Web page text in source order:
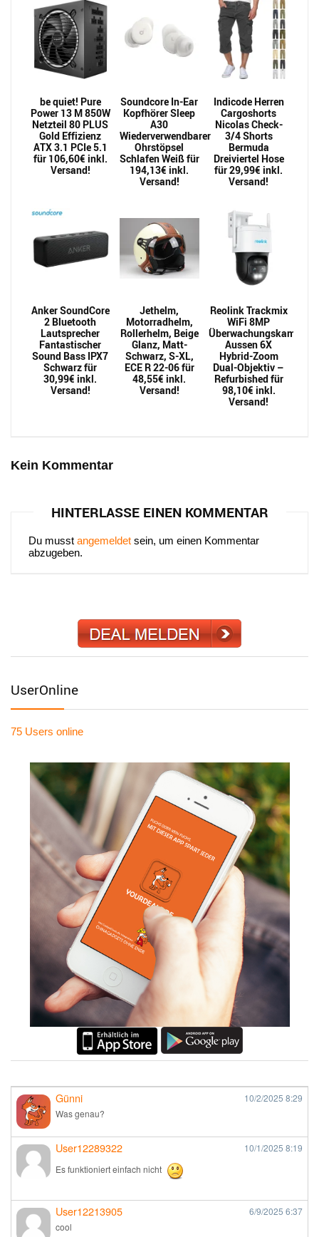
be quiet! Pure
Power 13 M 850W
Netzteil 80 PLUS
Gold Effizienz
ATX 3.1 PCIe 5.1
für 106,60€ inkl.
Versand!
Soundcore In-Ear
Kopfhörer Sleep
A30
Wiederverwendbarer
Ohrstöpsel
Schlafen Weiß für
194,13€ inkl.
Versand!
Indicode Herren
Cargoshorts
Nicolas Check-
3/4 Shorts
Bermuda
Dreiviertel Hose
für 29,99€ inkl.
Versand!
Anker SoundCore
2 Bluetooth
Lautsprecher
Fantastischer
Sound Bass IPX7
Schwarz für
30,99€ inkl.
Versand!
Jethelm,
Motorradhelm,
Rollerhelm, Beige
Glanz, Matt-
Schwarz, S-XL,
ECE R 22-06 für
48,55€ inkl.
Versand!
Reolink Trackmix
WiFi 8MP
Überwachungskamera
Aussen 6X
Hybrid-Zoom
Dual-Objektiv –
Refurbished für
98,10€ inkl.
Versand!
Kein Kommentar
HINTERLASSE EINEN KOMMENTAR
Du musst angemeldet sein, um einen Kommentar
abzugeben.
UserOnline
75 Users online
Günni 10/2/2025 8:29
Was genau?
User12289322 10/1/2025 8:19
Es funktioniert einfach nicht
User12213905 6/9/2025 6:37
cool